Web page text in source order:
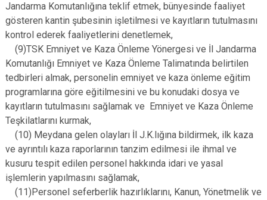
Jandarma Komutanlığına teklif etmek, bünyesinde faaliyet
gösteren kantin şubesinin işletilmesi ve kayıtların tutulmasını
kontrol ederek faaliyetlerini denetlemek,
(9)TSK Emniyet ve Kaza Önleme Yönergesi ve İl Jandarma
Komutanlığı Emniyet ve Kaza Önleme Talimatında belirtilen
tedbirleri almak, personelin emniyet ve kaza önleme eğitim
programlarına göre eğitilmesini ve bu konudaki dosya ve
kayıtların tutulmasını sağlamak ve Emniyet ve Kaza Önleme
Teşkilatlarını kurmak,
(10) Meydana gelen olayları İl J.K.lığına bildirmek, ilk kaza
ve ayrıntılı kaza raporlarının tanzim edilmesi ile ihmal ve
kusuru tespit edilen personel hakkında idari ve yasal
işlemlerin yapılmasını sağlamak,
(11)Personel seferberlik hazırlıklarını, Kanun, Yönetmelik ve